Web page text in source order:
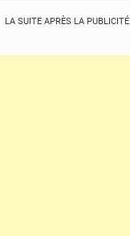
LA SUITE APRÈS LA PUBLICITÉ